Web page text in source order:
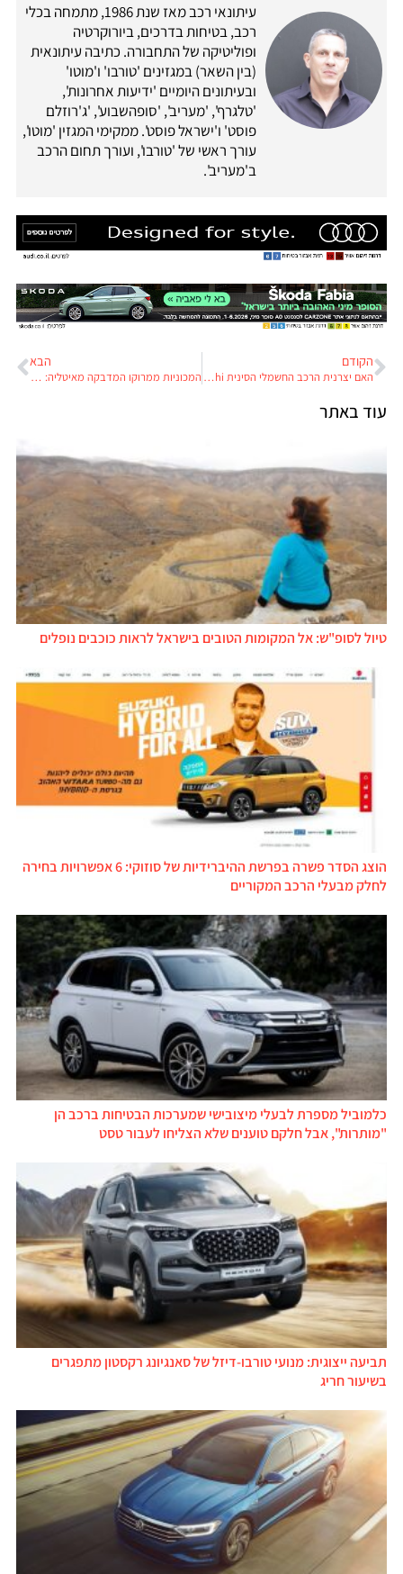
עיתונאי רכב מאז שנת 1986, מתמחה בכלי
רכב, בטיחות בדרכים, ביורוקרטיה
ופוליטיקה של התחבורה. כתיבה עיתונאית
(בין השאר) במגזינים 'טורבו' ו'מוטו'
ובעיתונים היומיים 'ידיעות אחרונות',
'טלגרף', 'מעריב', 'סופהשבוע', 'ג'רוזלם
פוסט' ו'ישראל פוסט'. ממקימי המגזין 'מוטו',
עורך ראשי של 'טורבו', ועורך תחום הרכב
ב'מעריב'.
הקודם
האם יצרנית הרכב החשמלי הסינית HiPhi ניצלה בזכות חברה אמריקנית מסתורית?
הבא
המכוניות ממרוקו המדבקה מאיטליה: ממשלת איטליה מורידה לפיאט את הדגל
עוד באתר
טיול לסופ"ש: אל המקומות הטובים בישראל לראות כוכבים נופלים
הוצג הסדר פשרה בפרשת ההיברידיות של סוזוקי: 6 אפשרויות בחירה
לחלק מבעלי הרכב המקוריים
כלמוביל מספרת לבעלי מיצובישי שמערכות הבטיחות ברכב הן
"מותרות", אבל חלקם טוענים שלא הצליחו לעבור טסט
תביעה ייצוגית: מנועי טורבו-דיזל של סאנגיונג רקסטון מתפגרים
בשיעור חריג